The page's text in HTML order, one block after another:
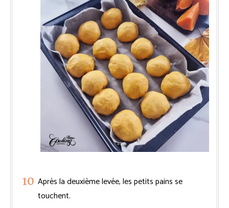
Après la deuxième levée, les petits pains se
touchent.